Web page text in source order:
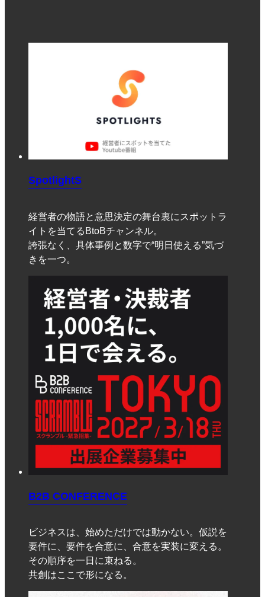
SpotlightS
経営者の物語と意思決定の舞台裏にスポットラ
イトを当てるBtoBチャンネル。
誇張なく、具体事例と数字で“明日使える”気づ
きを一つ。
B2B CONFERENCE
ビジネスは、始めただけでは動かない。仮説を
要件に、要件を合意に、合意を実装に変える。
その順序を一日に束ねる。
共創はここで形になる。